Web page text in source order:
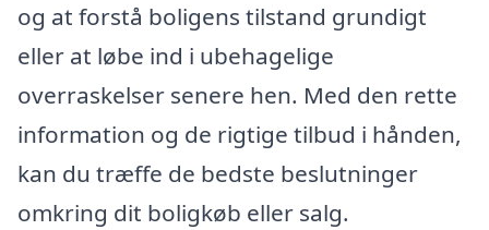
og at forstå boligens tilstand grundigt
eller at løbe ind i ubehagelige
overraskelser senere hen. Med den rette
information og de rigtige tilbud i hånden,
kan du træffe de bedste beslutninger
omkring dit boligkøb eller salg.